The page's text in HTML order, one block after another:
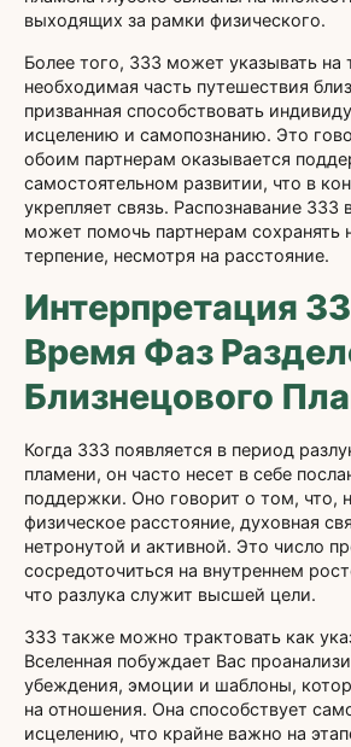
выходящих за рамки физического.
Более того, 333 может указывать на
необходимая часть путешествия
призванная способствовать
исцелению и самопознанию. Это
обоим партнерам оказывается
самостоятельном развитии, что в
укрепляет связь. Распознавание 333
может помочь партнерам сохранять
терпение, несмотря на расстояние.
Интерпретация
Время Фаз
Близнецового
Когда 333 появляется в период
пламени, он часто несет в себе
поддержки. Оно говорит о том, что,
физическое расстояние, духовная
нетронутой и активной. Это число
сосредоточиться на внутреннем
что разлука служит высшей цели.
333 также можно трактовать как
Вселенная побуждает Вас
убеждения, эмоции и шаблоны,
на отношения. Она способствует
исцелению, что крайне важно на